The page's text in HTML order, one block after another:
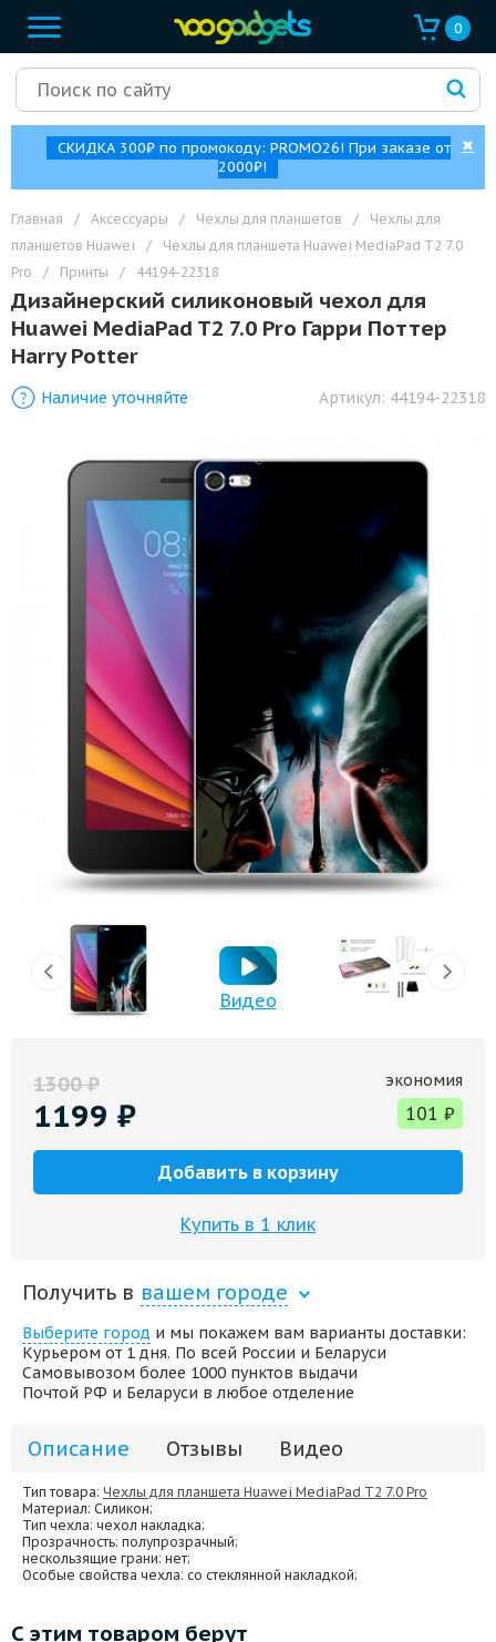
0
СКИДКА 300₽ по промокоду: PROMO26! При заказе от
2000₽!
✖
Главная / Аксессуары / Чехлы для планшетов /
Чехлы для
планшетов Huawei
/
Чехлы для планшета Huawei MediaPad T2 7.0
Pro
/ Принты / 44194-22318
Дизайнерский силиконовый чехол для
Huawei MediaPad T2 7.0 Pro Гарри Поттер
Harry Potter
Видео
Наличие уточняйте Артикул: 44194-22318
1300₽
1199 ₽
экономия
101 ₽
Добавить в корзину
Купить в 1 клик
Получить в вашем городе
Выберите город и мы покажем вам варианты доставки:
Курьером от 1 дня. По всей России и Беларуси
Самовывозом более 1000 пунктов выдачи
Почтой РФ и Беларуси в любое отделение
Описание Отзывы Видео
Тип товара: Чехлы для планшета Huawei MediaPad T2 7.0 Pro
Материал: Силикон;
Тип чехла: чехол накладка;
Прозрачность: полупрозрачный;
нескользящие грани: нет;
Особые свойства чехла: со стеклянной накладкой;
С этим товаром берут